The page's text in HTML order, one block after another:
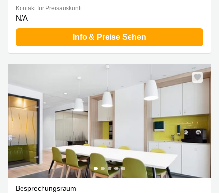
Kontakt für Preisauskunft:
N/A
Info & Preise Sehen
Besprechungsraum